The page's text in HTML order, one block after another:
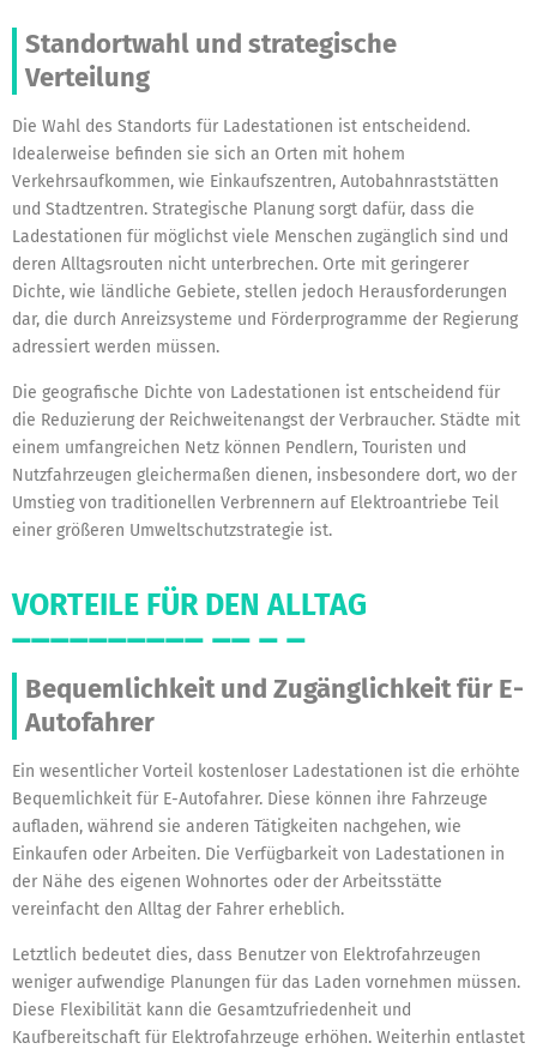
Standortwahl und strategische
Verteilung
Die Wahl des Standorts für Ladestationen ist entscheidend.
Idealerweise befinden sie sich an Orten mit hohem
Verkehrsaufkommen, wie Einkaufszentren, Autobahnraststätten
und Stadtzentren. Strategische Planung sorgt dafür, dass die
Ladestationen für möglichst viele Menschen zugänglich sind und
deren Alltagsrouten nicht unterbrechen. Orte mit geringerer
Dichte, wie ländliche Gebiete, stellen jedoch Herausforderungen
dar, die durch Anreizsysteme und Förderprogramme der Regierung
adressiert werden müssen.
Die geografische Dichte von Ladestationen ist entscheidend für
die Reduzierung der Reichweitenangst der Verbraucher. Städte mit
einem umfangreichen Netz können Pendlern, Touristen und
Nutzfahrzeugen gleichermaßen dienen, insbesondere dort, wo der
Umstieg von traditionellen Verbrennern auf Elektroantriebe Teil
einer größeren Umweltschutzstrategie ist.
VORTEILE FÜR DEN ALLTAG
Bequemlichkeit und Zugänglichkeit für E-
Autofahrer
Ein wesentlicher Vorteil kostenloser Ladestationen ist die erhöhte
Bequemlichkeit für E-Autofahrer. Diese können ihre Fahrzeuge
aufladen, während sie anderen Tätigkeiten nachgehen, wie
Einkaufen oder Arbeiten. Die Verfügbarkeit von Ladestationen in
der Nähe des eigenen Wohnortes oder der Arbeitsstätte
vereinfacht den Alltag der Fahrer erheblich.
Letztlich bedeutet dies, dass Benutzer von Elektrofahrzeugen
weniger aufwendige Planungen für das Laden vornehmen müssen.
Diese Flexibilität kann die Gesamtzufriedenheit und
Kaufbereitschaft für Elektrofahrzeuge erhöhen. Weiterhin entlastet